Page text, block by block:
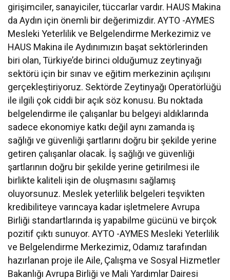
girişimciler, sanayiciler, tüccarlar vardır. HAUS Makina
da Aydın için önemli bir değerimizdir. AYTO -AYMES
Mesleki Yeterlilik ve Belgelendirme Merkezimiz ve
HAUS Makina ile Aydınımızın başat sektörlerinden
biri olan, Türkiye’de birinci olduğumuz zeytinyağı
sektörü için bir sınav ve eğitim merkezinin açılışını
gerçekleştiriyoruz. Sektörde Zeytinyağı Operatörlüğü
ile ilgili çok ciddi bir açık söz konusu. Bu noktada
belgelendirme ile çalışanlar bu belgeyi aldıklarında
sadece ekonomiye katkı değil aynı zamanda iş
sağlığı ve güvenliği şartlarını doğru bir şekilde yerine
getiren çalışanlar olacak. İş sağlığı ve güvenliği
şartlarının doğru bir şekilde yerine getirilmesi ile
birlikte kaliteli işin de oluşmasını sağlamış
oluyorsunuz. Meslek yeterlilik belgeleri teşvikten
kredibiliteye varıncaya kadar işletmelere Avrupa
Birliği standartlarında iş yapabilme gücünü ve birçok
pozitif çıktı sunuyor. AYTO -AYMES Mesleki Yeterlilik
ve Belgelendirme Merkezimiz, Odamız tarafından
hazırlanan proje ile Aile, Çalışma ve Sosyal Hizmetler
Bakanlığı Avrupa Birliği ve Mali Yardımlar Dairesi